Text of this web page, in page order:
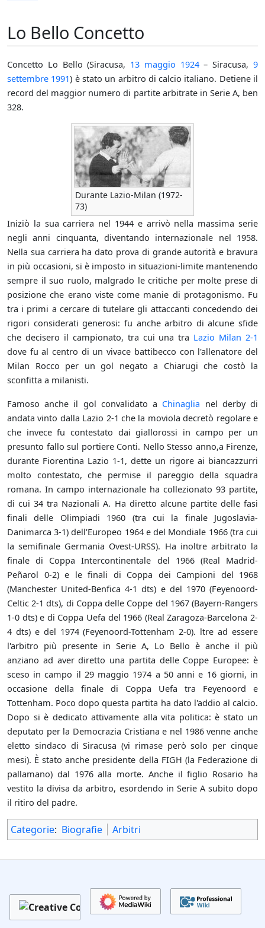
Lo Bello Concetto
Concetto Lo Bello (Siracusa, 13 maggio 1924– Siracusa,9
settembre 1991) è stato un arbitro di calcio italiano. Detiene il
record del maggior numero di partite arbitrate in Serie A, ben
328.
Durante Lazio-Milan (1972-
73)
Iniziò la sua carriera nel 1944 e arrivò nella massima serie
negli anni cinquanta, diventando internazionale nel 1958.
Nella sua carriera ha dato prova di grande autorità e bravura
in più occasioni, si è imposto in situazioni-limite mantenendo
sempre il suo ruolo, malgrado le critiche per molte prese di
posizione che erano viste come manie di protagonismo. Fu
tra i primi a cercare di tutelare gli attaccanti concedendo dei
rigori considerati generosi: fu anche arbitro di alcune sfide
che decisero il campionato, tra cui una tra Lazio Milan 2-1
dove fu al centro di un vivace battibecco con l'allenatore del
Milan Rocco per un gol negato a Chiarugi che costò la
sconfitta a milanisti.
Famoso anche il gol convalidato a Chinaglia nel derby di
andata vinto dalla Lazio 2-1 che la moviola decretò regolare e
che invece fu contestato dai giallorossi in campo per un
presunto fallo sul portiere Conti. Nello Stesso anno,a Firenze,
durante Fiorentina Lazio 1-1, dette un rigore ai biancazzurri
molto contestato, che permise il pareggio della squadra
romana. In campo internazionale ha collezionato 93 partite,
di cui 34 tra Nazionali A. Ha diretto alcune partite delle fasi
finali delle Olimpiadi 1960 (tra cui la finale Jugoslavia-
Danimarca 3-1) dell'Europeo 1964 e del Mondiale 1966 (tra cui
la semifinale Germania Ovest-URSS). Ha inoltre arbitrato la
finale di Coppa Intercontinentale del 1966 (Real Madrid-
Peñarol 0-2) e le finali di Coppa dei Campioni del 1968
(Manchester United-Benfica 4-1 dts) e del 1970 (Feyenoord-
Celtic 2-1 dts), di Coppa delle Coppe del 1967 (Bayern-Rangers
1-0 dts) e di Coppa Uefa del 1966 (Real Zaragoza-Barcelona 2-
4 dts) e del 1974 (Feyenoord-Tottenham 2-0). ltre ad essere
l'arbitro più presente in Serie A, Lo Bello è anche il più
anziano ad aver diretto una partita delle Coppe Europee: è
sceso in campo il 29 maggio 1974 a 50 anni e 16 giorni, in
occasione della finale di Coppa Uefa tra Feyenoord e
Tottenham. Poco dopo questa partita ha dato l'addio al calcio.
Dopo si è dedicato attivamente alla vita politica: è stato un
deputato per la Democrazia Cristiana e nel 1986 venne anche
eletto sindaco di Siracusa (vi rimase però solo per cinque
mesi). È stato anche presidente della FIGH (la Federazione di
pallamano) dal 1976 alla morte. Anche il figlio Rosario ha
vestito la divisa da arbitro, esordendo in Serie A subito dopo
il ritiro del padre.
Categorie: Biografie Arbitri